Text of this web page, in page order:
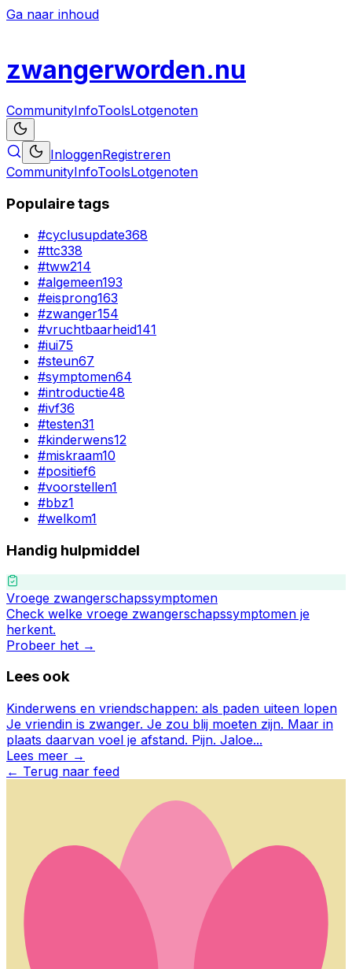
Ga naar inhoud
zwangerworden.nu
CommunityInfoToolsLotgenoten
InloggenRegistreren
CommunityInfoToolsLotgenoten
Populaire tags
#cyclusupdate368
#ttc338
#tww214
#algemeen193
#eisprong163
#zwanger154
#vruchtbaarheid141
#iui75
#steun67
#symptomen64
#introductie48
#ivf36
#testen31
#kinderwens12
#miskraam10
#positief6
#voorstellen1
#bbz1
#welkom1
Handig hulpmiddel
Vroege zwangerschapssymptomen
Check welke vroege zwangerschapssymptomen je
herkent.
Probeer het →
Lees ook
Kinderwens en vriendschappen: als paden uiteen lopen
Je vriendin is zwanger. Je zou blij moeten zijn. Maar in
plaats daarvan voel je afstand. Pijn. Jaloe...
Lees meer →
← Terug naar feed